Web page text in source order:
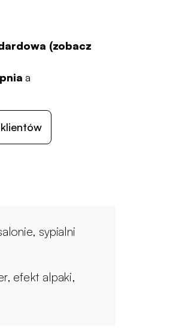
(zobacz
a
sypialni
efekt alpaki,